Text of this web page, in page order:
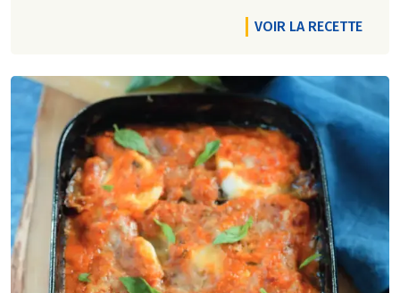
VOIR LA RECETTE